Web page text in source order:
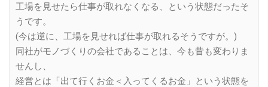
工場を見せたら仕事が取れなくなる、という状態だったそ
うです。
(今は逆に、工場を見せれば仕事が取れるそうですが。)
同社がモノづくりの会社であることは、今も昔も変わりま
せんし、
経営とは「出て行くお金＜入ってくるお金」という状態を